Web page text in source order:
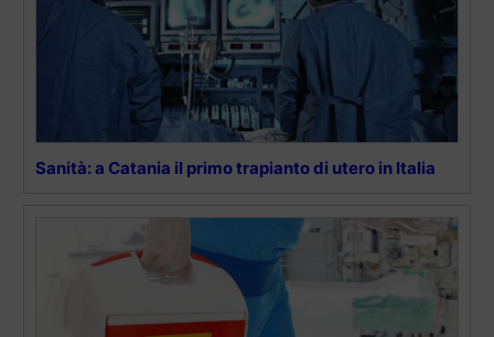
Sanità: a Catania il primo trapianto di utero in Italia